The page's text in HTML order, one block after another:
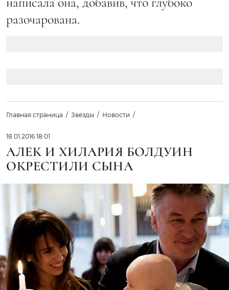
разочарована.
Главная страница Звезды Новости
18.01.2016 18:01
АЛЕК И ХИЛАРИЯ БОЛДУИН
ОКРЕСТИЛИ СЫНА